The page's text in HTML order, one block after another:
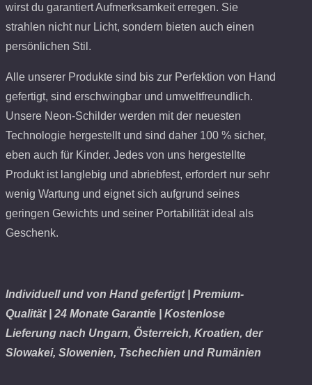
wirst du garantiert Aufmerksamkeit erregen. Sie
strahlen nicht nur Licht, sondern bieten auch einen
persönlichen Stil.
Alle unserer Produkte sind bis zur Perfektion von Hand
gefertigt, sind erschwingbar und umweltfreundlich.
Unsere Neon-Schilder werden mit der neuesten
Technologie hergestellt und sind daher 100 % sicher,
eben auch für Kinder. Jedes von uns hergestellte
Produkt ist langlebig und abriebfest, erfordert nur sehr
wenig Wartung und eignet sich aufgrund seines
geringen Gewichts und seiner Portabilität ideal als
Geschenk.
Individuell und von Hand gefertigt | Premium-
Qualität | 24 Monate Garantie | Kostenlose
Lieferung nach Ungarn, Österreich, Kroatien, der
Slowakei, Slowenien, Tschechien und Rumänien